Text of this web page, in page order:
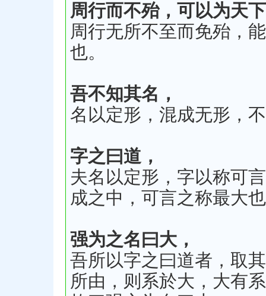
周行而不殆，可以为天
周行无所不至而免殆，
也。
吾不知其名，
名以定形，混成无形，
字之曰道，
夫名以定形，字以称可
成之中，可言之称最大
强为之名曰大，
吾所以字之曰道者，取
所由，则系於大，大有